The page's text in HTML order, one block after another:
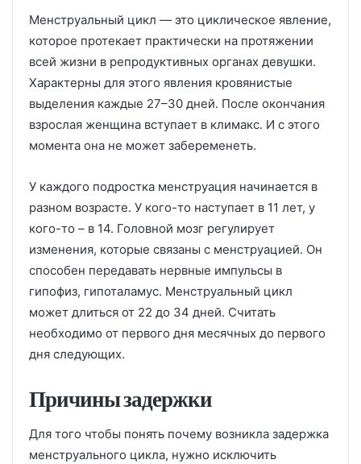
Менструальный цикл — это циклическое явление,
которое протекает практически на протяжении
всей жизни в репродуктивных органах девушки.
Характерны для этого явления кровянистые
выделения каждые 27–30 дней. После окончания
взрослая женщина вступает в климакс. И с этого
момента она не может забеременеть.
У каждого подростка менструация начинается в
разном возрасте. У кого-то наступает в 11 лет, у
кого-то – в 14. Головной мозг регулирует
изменения, которые связаны с менструацией. Он
способен передавать нервные импульсы в
гипофиз, гипоталамус. Менструальный цикл
может длиться от 22 до 34 дней. Считать
необходимо от первого дня месячных до первого
дня следующих.
Причины задержки
Для того чтобы понять почему возникла задержка
менструального цикла, нужно исключить